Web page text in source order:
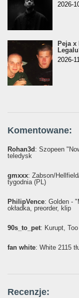
2026-
Peja x
2026-
Komentowane:
Rohan3d : Szopeen
teledysk
gmxxx: Żabson/
tygodnia (PL)
PhilipVence: Golden -
okładka, preorder, klip
90s_to_pet: Kurupt,
fan white: White 2115
Recenzje: